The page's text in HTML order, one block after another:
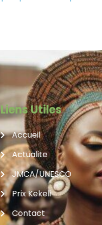
Liens Utiles
Accueil
Actualite
JMCA/UNESCO
Prix Kekeli
Contact